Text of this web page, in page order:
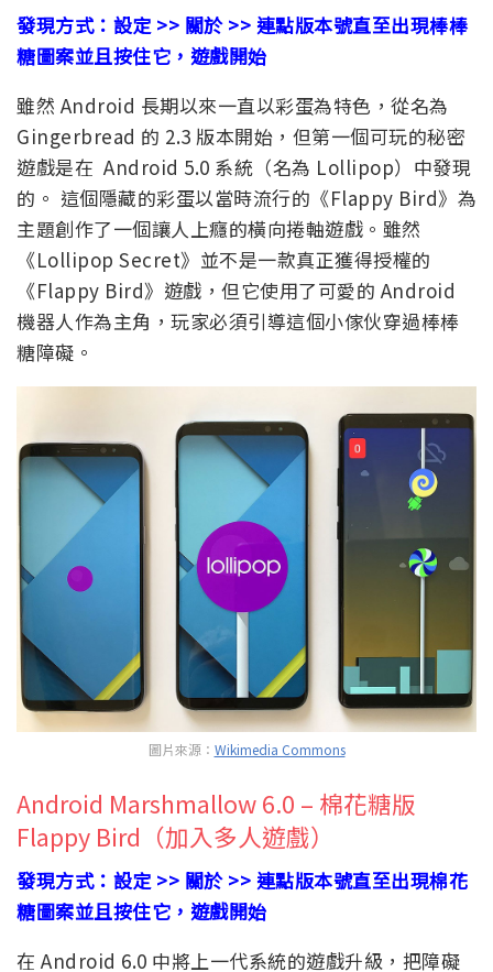
發現方式：設定 >> 關於 >> 連點版本號直至出現棒棒
糖圖案並且按住它，遊戲開始
雖然 Android 長期以來一直以彩蛋為特色，從名為
Gingerbread 的 2.3 版本開始，但第一個可玩的秘密
遊戲是在 Android 5.0 系統（名為 Lollipop）中發現
的。 這個隱藏的彩蛋以當時流行的《Flappy Bird》為
主題創作了一個讓人上癮的橫向捲軸遊戲。雖然
《Lollipop Secret》並不是一款真正獲得授權的
《Flappy Bird》遊戲，但它使用了可愛的 Android
機器人作為主角，玩家必須引導這個小傢伙穿過棒棒
糖障礙。
圖片來源： Wikimedia Commons
Android Marshmallow 6.0 – 棉花糖版
Flappy Bird（加入多人遊戲）
發現方式：設定 >> 關於 >> 連點版本號直至出現棉花
糖圖案並且按住它，遊戲開始
在 Android 6.0 中將上一代系統的遊戲升級，把障礙